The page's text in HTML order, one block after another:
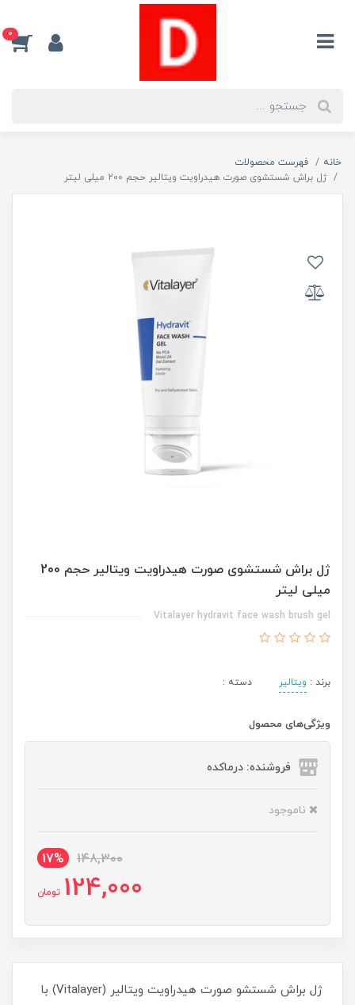
0
خانه
فهرست محصولات
ژل براش شستشوى صورت هیدراویت ویتالیر حجم 200 میلی لیتر
ژل براش شستشوى صورت هیدراویت ویتالیر حجم 200
میلی لیتر
Vitalayer hydravit face wash brush gel
برند : ویتالیر دسته :
ویژگی‌های محصول
فروشنده: درماکده
ناموجود
148,300
17%
124,000 تومان
ژل براش شستشو صورت هیدراویت ویتالیر (Vitalayer) با